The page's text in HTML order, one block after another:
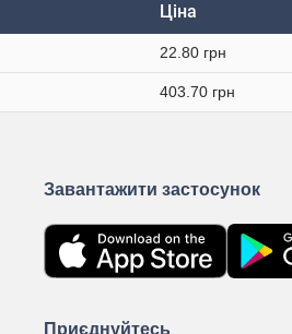
Ціна
22.80 грн
403.70 грн
Завантажити застосунок
Приєднуйтесь